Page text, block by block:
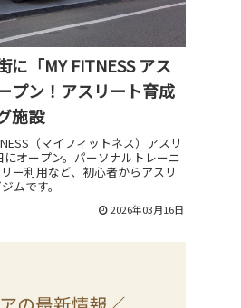
に「MY FITNESS アス
プン！アスリート育成
施設
（マイフィットネス）アスリ
オープン。パーソナルトレーニ
ー利用など、初心者からアスリ
ムです。
2026年03月16日